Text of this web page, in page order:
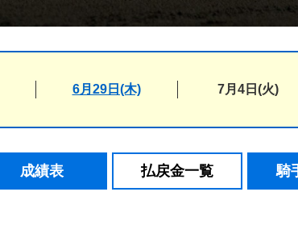
6月29日(木) 7月4日(火)
成績表 払戻金一覧 騎